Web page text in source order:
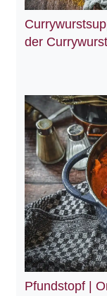
der Currywurst
Pfundstopf |